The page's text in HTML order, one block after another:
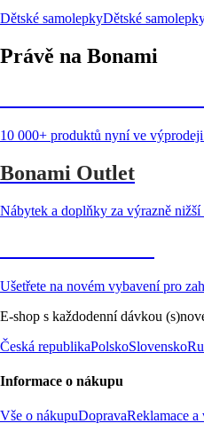
Dětské samolepkyDětské
Právě na Bonami
10 000+ produktů nyní ve
Bonami Outlet
Nábytek a doplňky za výrazně nižší
Ušetřete na novém vybavení pro
E-shop s každodenní dávkou
Česká republikaPolskoSlovensko
Informace o nákupu
Vše o nákupuDopravaReklamace a